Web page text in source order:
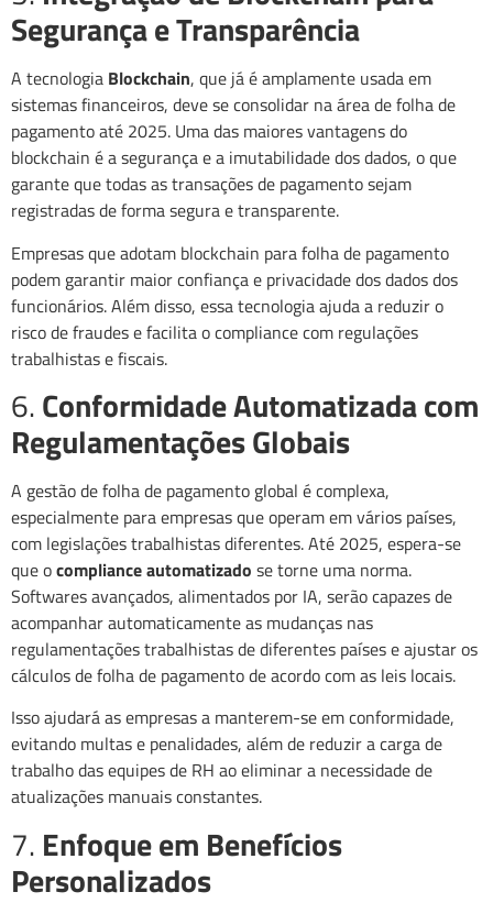
Segurança e Transparência
A tecnologia Blockchain, que já é amplamente usada em
sistemas financeiros, deve se consolidar na área de folha de
pagamento até 2025. Uma das maiores vantagens do
blockchain é a segurança e a imutabilidade dos dados, o que
garante que todas as transações de pagamento sejam
registradas de forma segura e transparente.
Empresas que adotam blockchain para folha de pagamento
podem garantir maior confiança e privacidade dos dados dos
funcionários. Além disso, essa tecnologia ajuda a reduzir o
risco de fraudes e facilita o compliance com regulações
trabalhistas e fiscais.
6.Conformidade Automatizada com
Regulamentações Globais
A gestão de folha de pagamento global é complexa,
especialmente para empresas que operam em vários países,
com legislações trabalhistas diferentes. Até 2025, espera-se
que ocompliance automatizado se torne uma norma.
Softwares avançados, alimentados por IA, serão capazes de
acompanhar automaticamente as mudanças nas
regulamentações trabalhistas de diferentes países e ajustar os
cálculos de folha de pagamento de acordo com as leis locais.
Isso ajudará as empresas a manterem-se em conformidade,
evitando multas e penalidades, além de reduzir a carga de
trabalho das equipes de RH ao eliminar a necessidade de
atualizações manuais constantes.
7. Enfoque em Benefícios
Personalizados